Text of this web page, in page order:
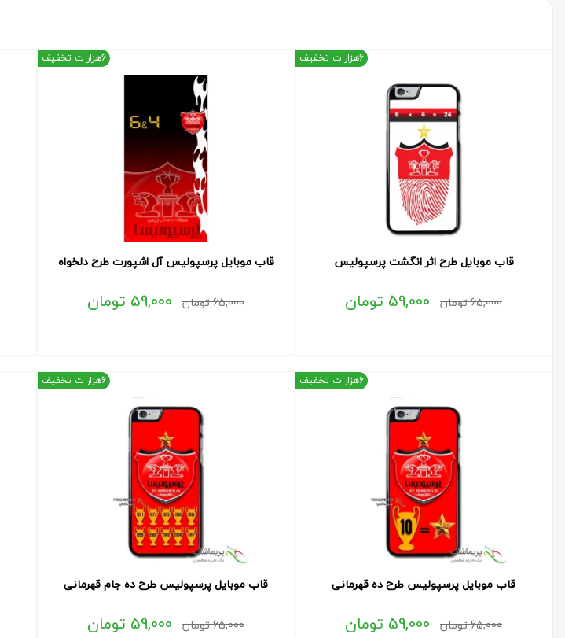
قاب موبایل طرح اثر انگشت پرسپولیس
65,000تومان تومان
6هزار ت تخفیف
قاب موبایل پرسپولیس آل اشپورت طرح دلخواه
65,000تومان تومان
6هزار ت تخفیف
قاب موبایل پرسپولیس طرح ده قهرمانی
65,000تومان تومان
6هزار ت تخفیف
قاب موبایل پرسپولیس طرح ده جام قهرمانی
65,000تومان تومان
6هزار ت تخفیف